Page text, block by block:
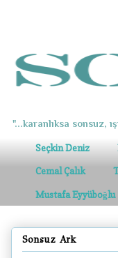
"...karanlıksa sonsuz,
Seçkin Deniz
Cemal Çalık
Mustafa Eyyüboğlu
Sonsuz Ark